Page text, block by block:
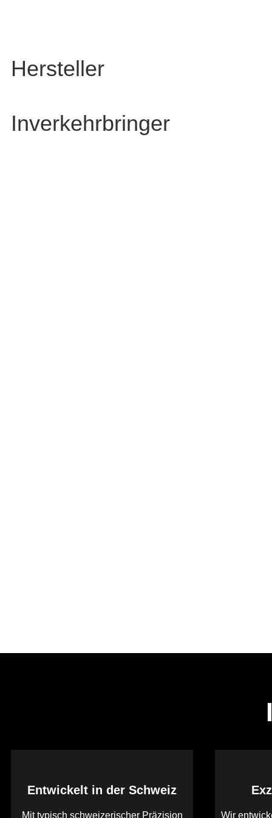
Hersteller
Inverkehrbringer
Entwickelt in der Schweiz
Mit typisch schweizerischer Präzision Wir